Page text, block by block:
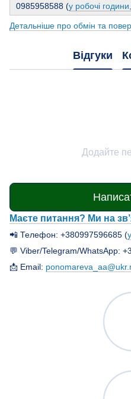
0985958588 (у робочі
Детальніше про обмін та
Відгуки
Додайте
Маєте питання? Ми на
📲 Телефон: +380997596685 (
💬 Viber/Telegram/WhatsApp:
📩 Email: